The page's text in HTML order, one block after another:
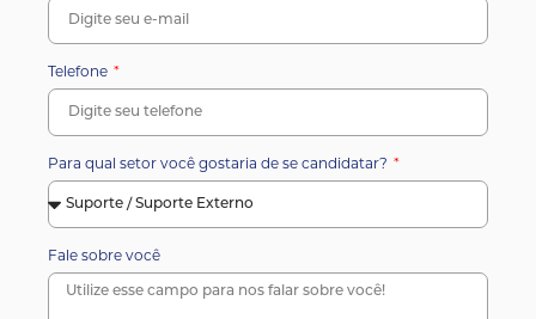
Telefone
Para qual setor você gostaria de se candidatar?
Fale sobre você